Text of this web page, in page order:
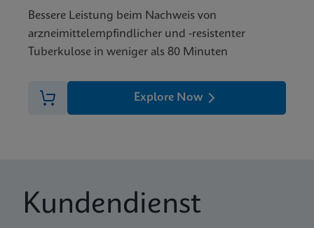
Bessere Leistung beim Nachweis von
arzneimittelempfindlicher und -resistenter
Tuberkulose in weniger als 80 Minuten
Explore Now
Kundendienst